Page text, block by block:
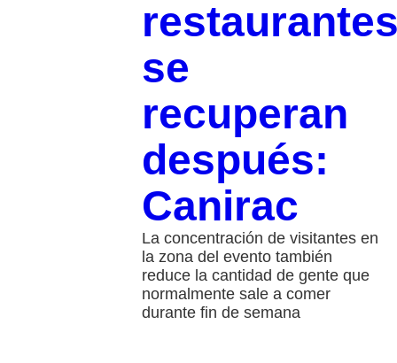
se
recuperan
después:
Canirac
La concentración de visitantes en
la zona del evento también
reduce la cantidad de gente que
normalmente sale a comer
durante fin de semana